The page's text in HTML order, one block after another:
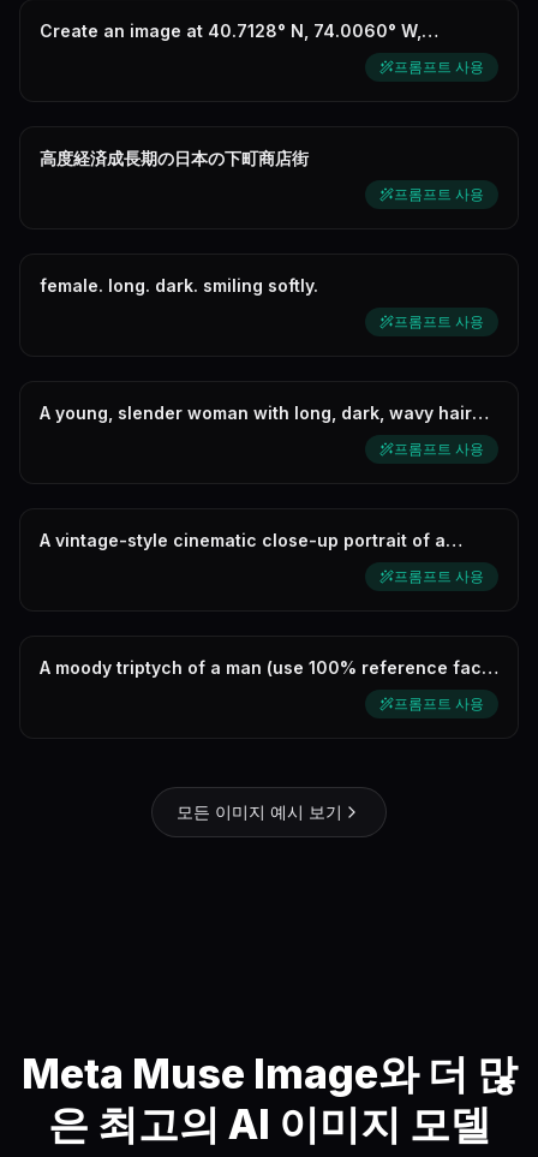
Create an image at 40.7128° N, 74.0060° W,
프롬프트 사용
高度経済成長期の日本の下町商店街
프롬프트 사용
female. long. dark. smiling softly.
프롬프트 사용
A young, slender woman with long, dark, wavy hair
프롬프트 사용
A vintage-style cinematic close-up portrait of a
프롬프트 사용
A moody triptych of a man (use 100% reference face)
프롬프트 사용
모든 이미지 예시 보기
Meta Muse Image와 더 많
은 최고의 AI 이미지 모델